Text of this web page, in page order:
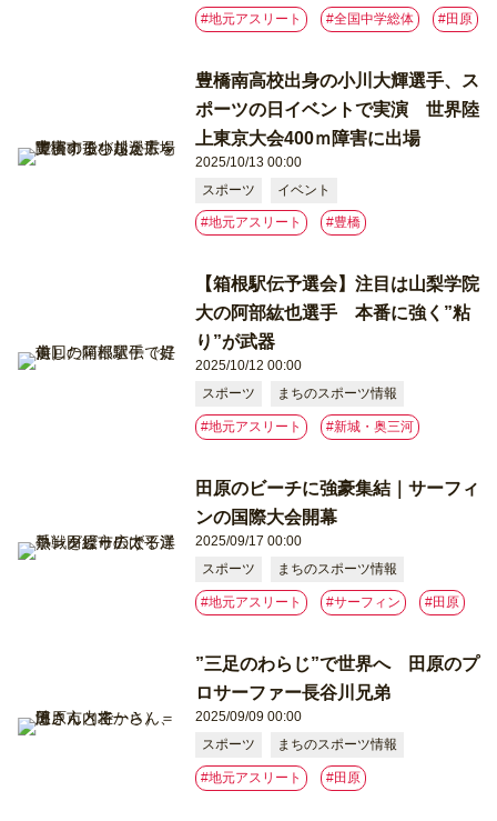
#地元アスリート #全国中学総体 #⽥原
豊橋南高校出身の小川大輝選手、ス
ポーツの日イベントで実演 世界陸
上東京大会400ｍ障害に出場
2025/10/13 00:00
スポーツ
イベント
#地元アスリート #豊橋
【箱根駅伝予選会】注目は山梨学院
大の阿部紘也選手 本番に強く”粘
り”が武器
2025/10/12 00:00
スポーツ
まちのスポーツ情報
#地元アスリート #新城・奥三河
田原のビーチに強豪集結｜サーフィ
ンの国際大会開幕
2025/09/17 00:00
スポーツ
まちのスポーツ情報
#地元アスリート #サーフィン #⽥原
”三足のわらじ”で世界へ 田原のプ
ロサーファー長谷川兄弟
2025/09/09 00:00
スポーツ
まちのスポーツ情報
#地元アスリート #⽥原